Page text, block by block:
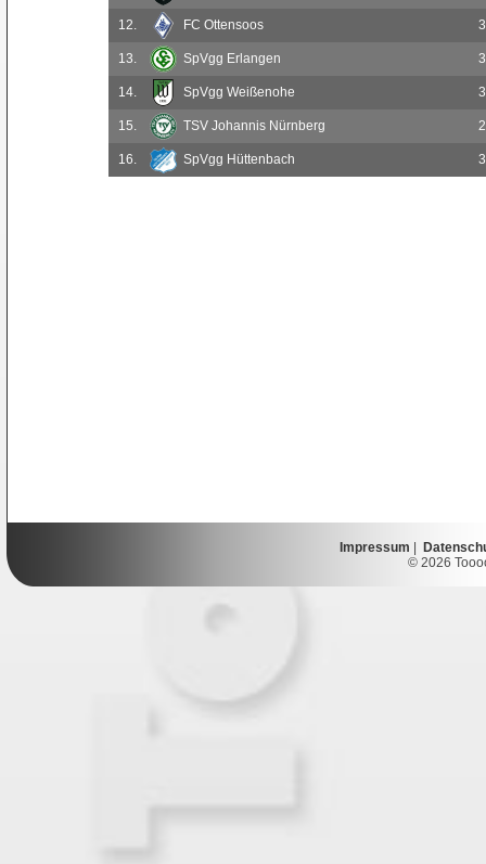
12. FC Ottensoos 3
13. SpVgg Erlangen 3
14. SpVgg Weißenohe 3
15. TSV Johannis Nürnberg 2
16. SpVgg Hüttenbach 3
Impressum
© 2026